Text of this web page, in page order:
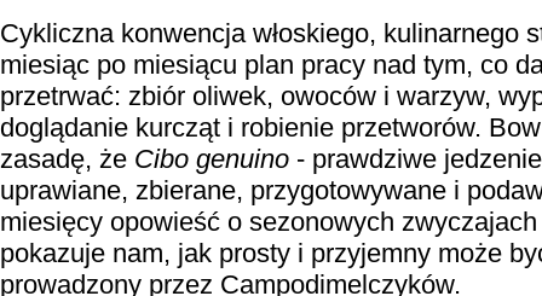
Cykliczna konwencja włoskiego, kulinarnego
miesiąc po miesiącu plan pracy nad tym, co
przetrwać: zbiór oliwek, owoców i warzyw,
doglądanie kurcząt i robienie przetworów.
zasadę, że Cibo genuino - prawdziwe
uprawiane, zbierane, przygotowywane i
miesięcy opowieść o sezonowych
pokazuje nam, jak prosty i przyjemny może
prowadzony przez Campodimelczyków.